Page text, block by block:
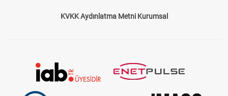
KVKK Aydınlatma Metni Kurumsal